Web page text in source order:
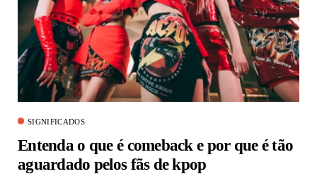
SIGNIFICADOS
Entenda o que é comeback e por que é tão
aguardado pelos fãs de kpop